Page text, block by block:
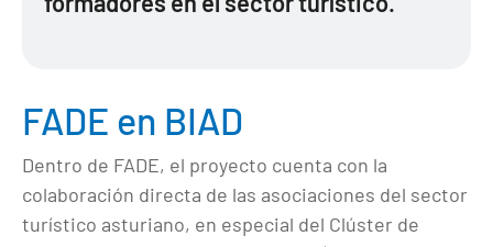
FADE en BIAD
Dentro de FADE, el proyecto cuenta con la
colaboración directa de las asociaciones del sector
turístico asturiano, en especial del Clúster de